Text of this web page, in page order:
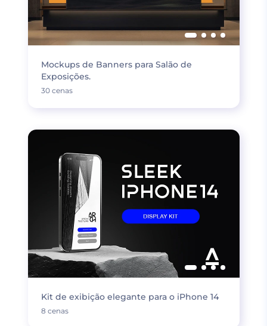
Mockups de Banners para Salão de
Exposições.
30 cenas
Kit de exibição elegante para o iPhone 14
8 cenas